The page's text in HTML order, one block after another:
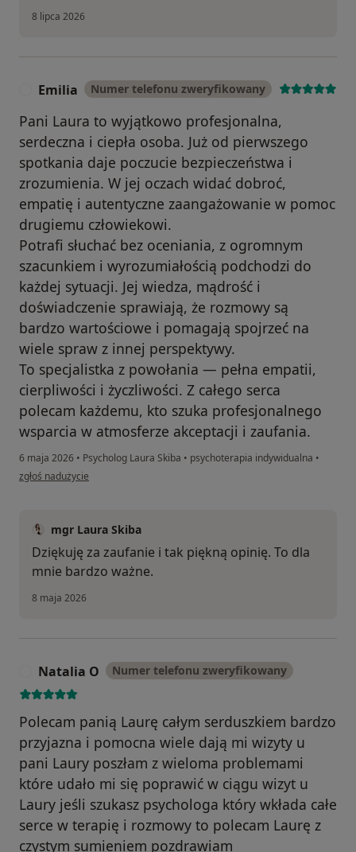
8 lipca 2026
Emilia Numer telefonu zweryfikowany
Pani Laura to wyjątkowo profesjonalna,
serdeczna i ciepła osoba. Już od pierwszego
spotkania daje poczucie bezpieczeństwa i
zrozumienia. W jej oczach widać dobroć,
empatię i autentyczne zaangażowanie w pomoc
drugiemu człowiekowi.
Potrafi słuchać bez oceniania, z ogromnym
szacunkiem i wyrozumiałością podchodzi do
każdej sytuacji. Jej wiedza, mądrość i
doświadczenie sprawiają, że rozmowy są
bardzo wartościowe i pomagają spojrzeć na
wiele spraw z innej perspektywy.
To specjalistka z powołania — pełna empatii,
cierpliwości i życzliwości. Z całego serca
polecam każdemu, kto szuka profesjonalnego
wsparcia w atmosferze akceptacji i zaufania.
6 maja 2026 • Psycholog Laura Skiba • psychoterapia indywidualna •
w opinii użytkownika Emilia
zgłoś nadużycie
mgr Laura Skiba
Dziękuję za zaufanie i tak piękną opinię. To dla
mnie bardzo ważne.
8 maja 2026
Natalia O Numer telefonu zweryfikowany
Polecam panią Laurę całym serduszkiem bardzo
przyjazna i pomocna wiele dają mi wizyty u
pani Laury poszłam z wieloma problemami
które udało mi się poprawić w ciągu wizyt u
Laury jeśli szukasz psychologa który wkłada całe
serce w terapię i rozmowy to polecam Laurę z
czystym sumieniem pozdrawiam